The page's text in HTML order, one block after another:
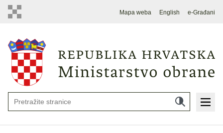
Mapa weba English e-Građani